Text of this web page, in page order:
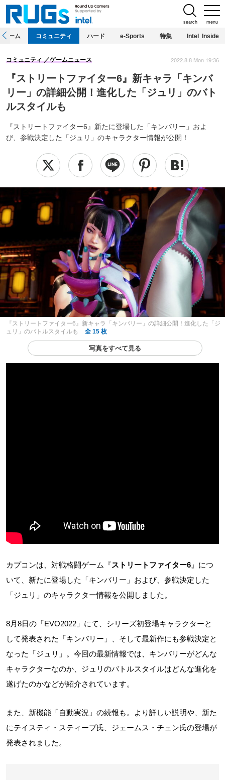
menu
search
ホーム コミュニティ ハード e-Sports 特集 Intel Inside
『ストリートファイター6』新キャラ「キンバ
リー」の詳細公開！進化した「ジュリ」のバト
ルスタイルも
『ストリートファイター6』新たに登場した「キンバリー」およ
び、参戦決定した「ジュリ」のキャラクター情報が公開！
コミュニティ ゲームニュース 2022.8.8 Mon 19:36
『ストリートファイター6』新キャラ「キンバリー」の詳細公開！進化した「ジ
ュリ」のバトルスタイルも
全 15 枚
写真をすべて見る
カプコンは、対戦格闘ゲーム『ストリートファイター6 』につ
いて、新たに登場した「キンバリー」および、参戦決定した
「ジュリ」のキャラクター情報を公開しました。
8月8日の「EVO2022」にて、シリーズ初登場キャラクターと
して発表された「キンバリー」、そして最新作にも参戦決定と
なった「ジュリ」。今回の最新情報では、キンバリーがどんな
キャラクターなのか、ジュリのバトルスタイルはどんな進化を
遂げたのかなどが紹介されています。
また、新機能「自動実況」の続報も。より詳しい説明や、新た
にテイスティ・スティーブ氏、ジェームス・チェン氏の登場が
発表されました。